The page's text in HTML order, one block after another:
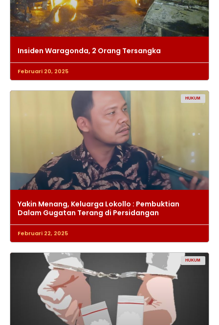
Insiden Waragonda, 2 Orang Tersangka
Februari 20, 2025
HUKUM
Yakin Menang, Keluarga Lokollo : Pembuktian
Dalam Gugatan Terang di Persidangan
Februari 22, 2025
HUKUM